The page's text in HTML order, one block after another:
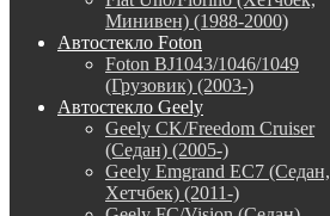
Минивен) (1988-2000)
Автостекло Foton
Foton BJ1043/1046/1049
(Грузовик) (2003-)
Автостекло Geely
Geely CK/Freedom Cruiser
(Седан) (2005-)
Geely Emgrand EC7 (Седан,
Хетчбек) (2011-)